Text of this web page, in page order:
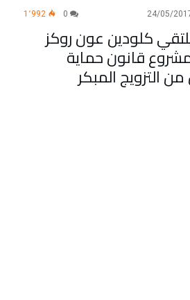
24/05/ 1٬992
كلودين عون روكز
قانون حماية
التزويج المبكر